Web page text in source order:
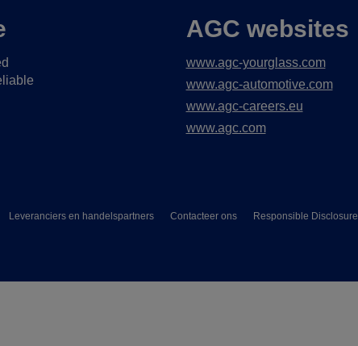
AGC websites
www.agc-yourglass.com
www.agc-automotive.com
www.agc-careers.eu
www.agc.com
Leveranciers en handelspartners Contacteer ons Responsible Disclosure